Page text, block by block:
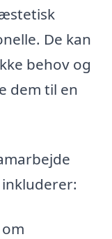
De kan
behov og
dem til en